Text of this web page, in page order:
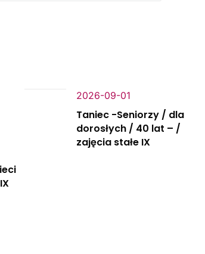
2026-09-01
Taniec -Seniorzy / dla
dorosłych / 40 lat – /
zajęcia stałe IX